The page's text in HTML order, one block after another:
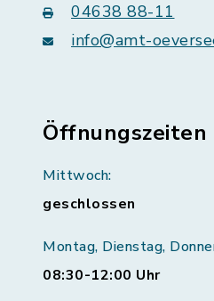
04638 88-11
info@amt-
Öffnungszeiten
Mittwoch:
geschlossen
Montag, Dienstag,
08:30-12:00 Uhr